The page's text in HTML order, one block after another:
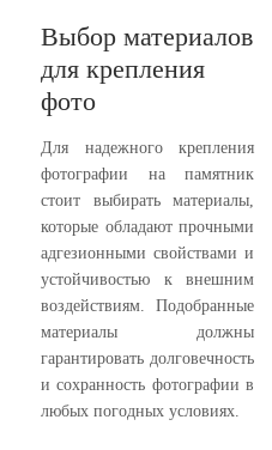
Выбор материалов
для крепления
фото
Для надежного крепления
фотографии на памятник
стоит выбирать материалы,
которые обладают прочными
адгезионными свойствами и
устойчивостью к внешним
воздействиям. Подобранные
материалы должны
гарантировать долговечность
и сохранность фотографии в
любых погодных условиях.